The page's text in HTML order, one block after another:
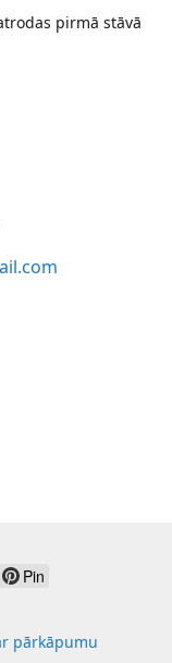
pirmā stāvā
Pin
pārkāpumu